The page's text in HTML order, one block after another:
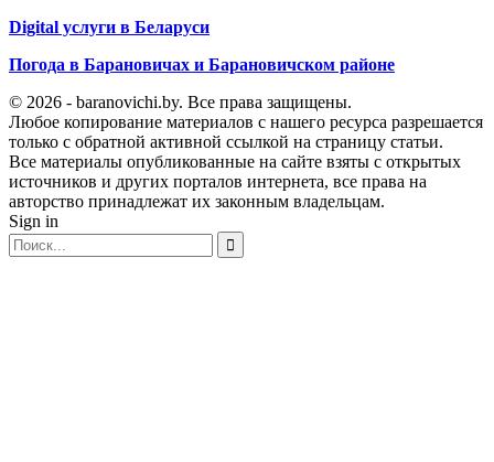
Digital услуги в Беларуси
Погода в Барановичах и Барановичском районе
© 2026 - baranovichi.by. Все права защищены.
Любое копирование материалов с нашего ресурса разрешается
только с обратной активной ссылкой на страницу статьи.
Все материалы опубликованные на сайте взяты с открытых
источников и других порталов интернета, все права на
авторство принадлежат их законным владельцам.
Sign in